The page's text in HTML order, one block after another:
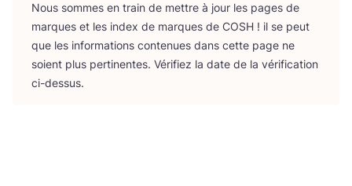
Nous sommes en train de mettre à jour les pages de
marques et les index de marques de COSH ! il se peut
que les infor­ma­tions conte­nues dans cette page ne
soient plus per­ti­nentes. Véri­fiez la date de la véri­fi­ca­tion
ci-dessus.